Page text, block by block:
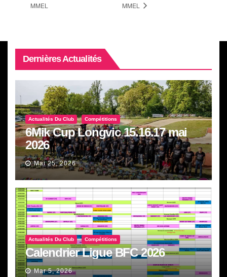
MMEL
MMEL
Dernières Actualités
Actualités Du Club Compétitions
6Mik Cup Longvic 15.16.17 mai
2026
Mai 25, 2026
Actualités Du Club Compétitions
Calendrier Ligue BFC 2026
Mar 5, 2026